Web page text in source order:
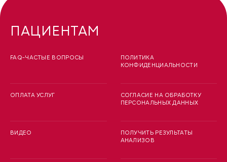
ПАЦИЕНТАМ
FAQ-ЧАСТЫЕ ВОПРОСЫ
ОПЛАТА УСЛУГ
ВИДЕО
ПОЛИТИКА
КОНФИДЕНЦИАЛЬНОСТИ
СОГЛАСИЕ НА ОБРАБОТКУ
ПЕРСОНАЛЬНЫХ ДАННЫХ
ПОЛУЧИТЬ РЕЗУЛЬТАТЫ
АНАЛИЗОВ